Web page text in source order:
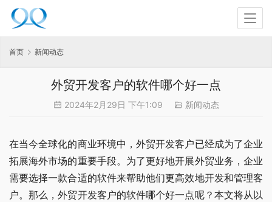
首页 新闻动态
外贸开发客户的软件哪个好一点
2024年2月29日 下午1:09 新闻动态
在当今全球化的商业环境中，外贸开发客户已经成为了企业
拓展海外市场的重要手段。为了更好地开展外贸业务，企业
需要选择一款合适的软件来帮助他们更高效地开发和管理客
户。那么，外贸开发客户的软件哪个好一点呢？本文将从以